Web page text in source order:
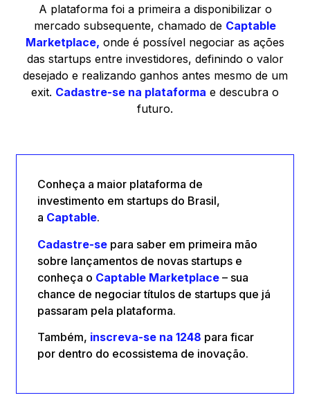
A plataforma foi a primeira a disponibilizar o
mercado subsequente, chamado de Captable
Marketplace, onde é possível negociar as ações
das startups entre investidores, definindo o valor
desejado e realizando ganhos antes mesmo de um
exit. Cadastre-se na plataforma e descubra o
futuro.
Conheça a maior plataforma de
investimento em startups do Brasil,
a Captable.
Cadastre-se para saber em primeira mão
sobre lançamentos de novas startups e
conheça o Captable Marketplace – sua
chance de negociar títulos de startups que já
passaram pela plataforma.
Também, inscreva-se na 1248 para ficar
por dentro do ecossistema de inovação.